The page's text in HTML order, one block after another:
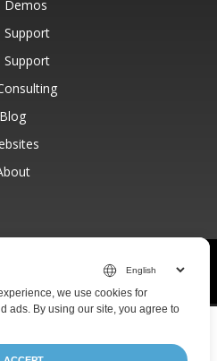
Demos
Support
Support
Blog
we use cookies for
ads. By using our site, you agree to